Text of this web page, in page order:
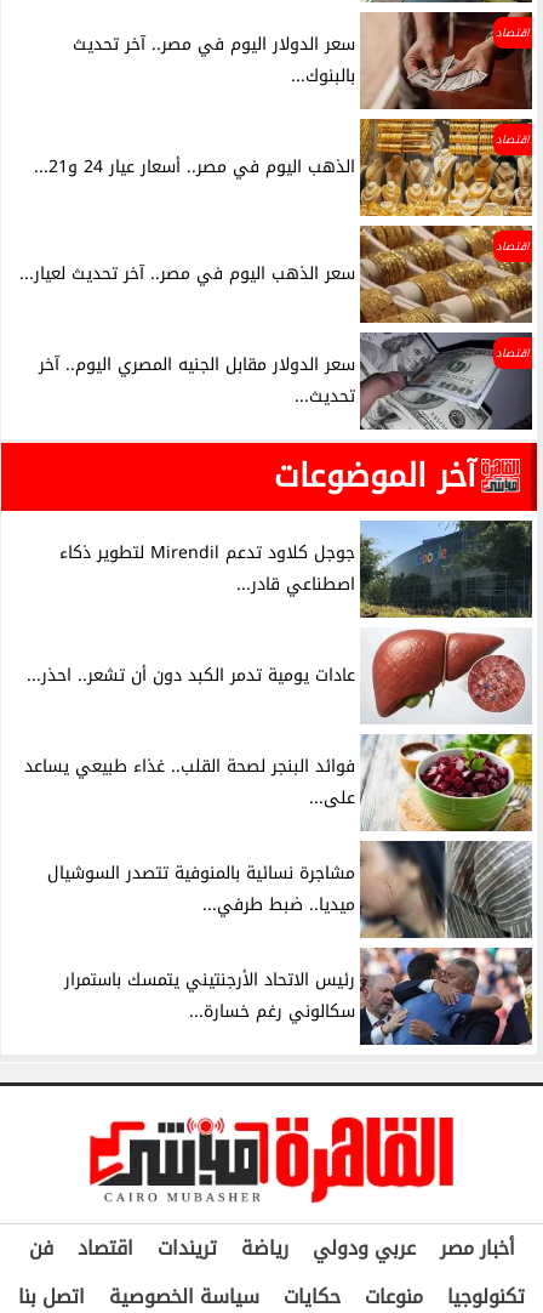
اقتصاد
سعر الدولار اليوم في مصر.. آخر تحديث
بالبنوك...
اقتصاد
الذهب اليوم في مصر.. أسعار عيار 24 و21...
اقتصاد
سعر الذهب اليوم في مصر.. آخر تحديث لعيار...
اقتصاد
سعر الدولار مقابل الجنيه المصري اليوم.. آخر
تحديث...
آخر الموضوعات
جوجل كلاود تدعم Mirendil لتطوير ذكاء
اصطناعي قادر...
عادات يومية تدمر الكبد دون أن تشعر.. احذر...
فوائد البنجر لصحة القلب.. غذاء طبيعي يساعد
على...
مشاجرة نسائية بالمنوفية تتصدر السوشيال
ميديا.. ضبط طرفي...
رئيس الاتحاد الأرجنتيني يتمسك باستمرار
سكالوني رغم خسارة...
أخبار مصر عربي ودولي رياضة تريندات اقتصاد
فن
تكنولوجيا
منوعات حكايات سياسة الخصوصية اتصل بنا